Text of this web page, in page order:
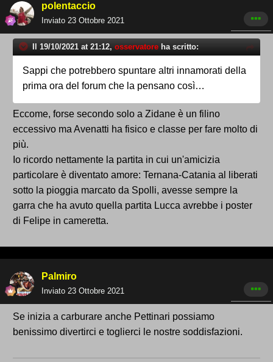
polentaccio
Inviato 23 Ottobre 2021
Il 19/10/2021 at 21:12, osservatore ha scritto:
Sappi che potrebbero spuntare altri innamorati della
prima ora del forum che la pensano così…
Eccome, forse secondo solo a Zidane è un filino
eccessivo ma Avenatti ha fisico e classe per fare molto di
più.
Io ricordo nettamente la partita in cui un'amicizia
particolare è diventato amore: Ternana-Catania al liberati
sotto la pioggia marcato da Spolli, avesse sempre la
garra che ha avuto quella partita Lucca avrebbe i poster
di Felipe in cameretta.
Palmiro
Inviato 23 Ottobre 2021
Se inizia a carburare anche Pettinari possiamo
benissimo divertirci e toglierci le nostre soddisfazioni.